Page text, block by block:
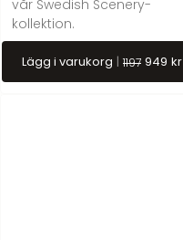
vår Swedish Scenery-
kollektion.
Lägg i varukorg 1197 949 kr